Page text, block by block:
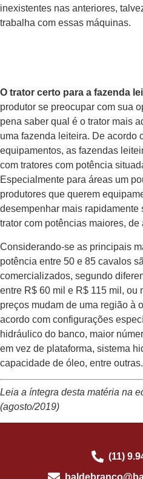
inexistentes nas anteriores,
trabalha com essas máquinas.
O trator certo para a fazenda
produtor se preocupar com sua
pena saber qual é o trator mais
uma fazenda leiteira. De acordo
equipamentos, as fazendas
com tratores com potência
Especialmente para áreas um
produtores que querem
desempenhar mais rapidamente
trator com potências maiores, de
Considerando-se as principais
potência entre 50 e 85 cavalos
comercializados, segundo
entre R$ 60 mil e R$ 115 mil, ou
preços mudam de uma região à
acordo com configurações
hidráulico do banco, maior
em vez de plataforma, sistema
capacidade de óleo, entre outras.
Leia a íntegra desta matéria na
(agosto/2019)
(11)